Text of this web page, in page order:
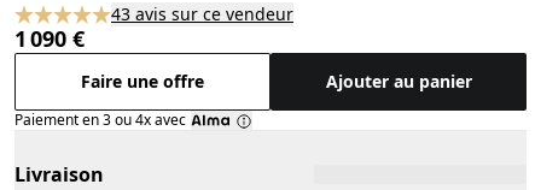
43 avis sur ce vendeur
1 090 €
Faire une offre Ajouter au panier
Paiement en 3 ou 4x avec
Livraison